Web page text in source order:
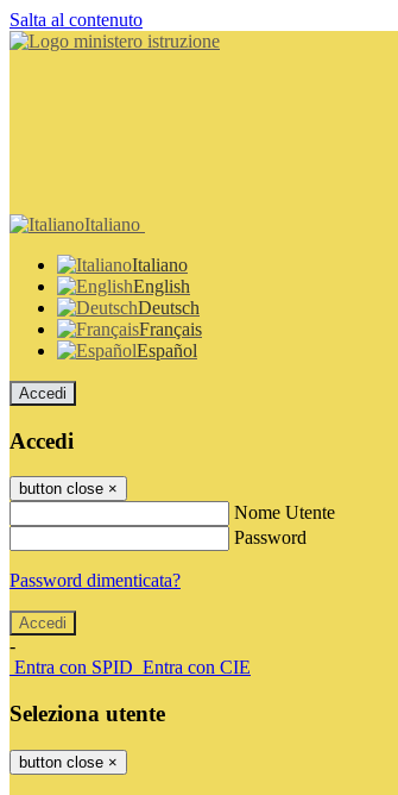
Salta al contenuto
Italiano
Italiano
English
Deutsch
Français
Español
Accedi
Accedi
button close ×
Nome Utente
Password
Password dimenticata?
-
Entra con SPID Entra con CIE
Seleziona utente
button close ×